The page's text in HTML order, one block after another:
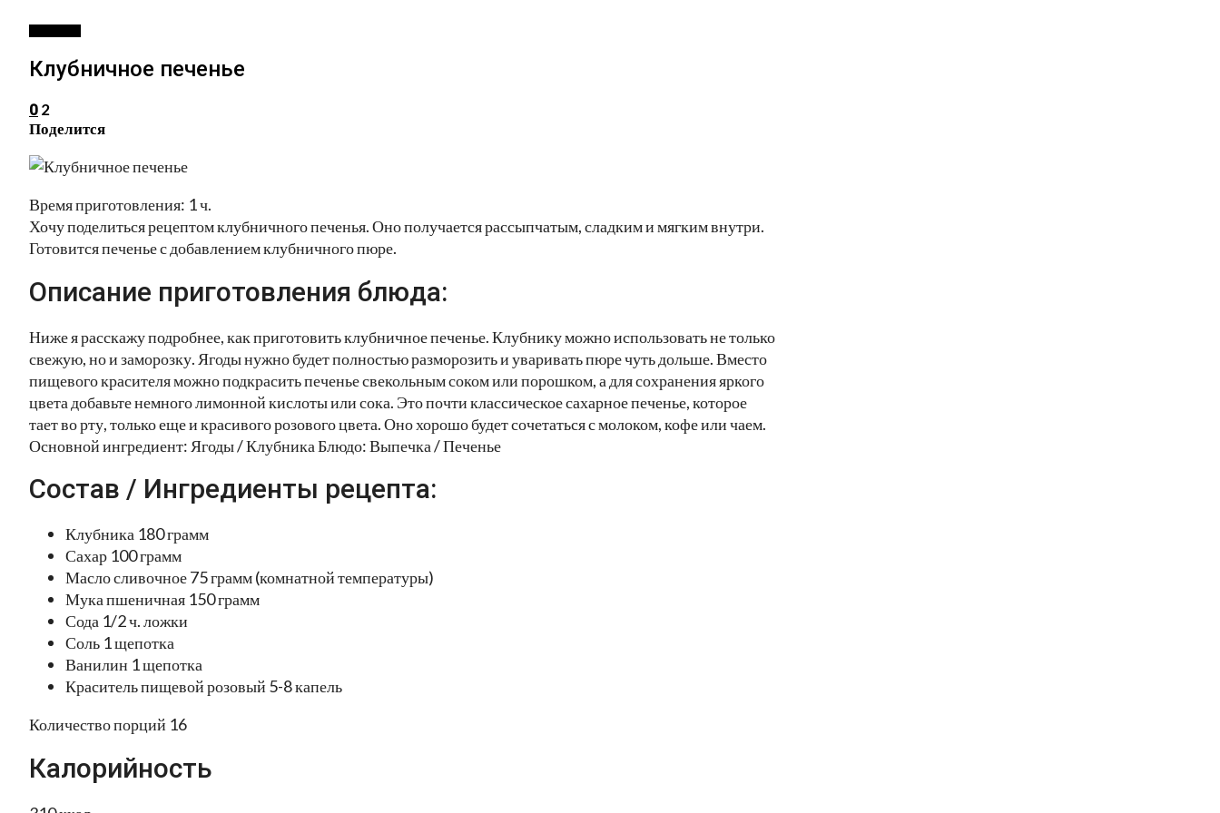
Клубничное печенье
0 2
Поделится
Время приготовления: 1 ч.
Хочу поделиться рецептом клубничного печенья. Оно получается рассыпчатым, сладким и мягким внутри.
Готовится печенье с добавлением клубничного пюре.
Описание приготовления блюда:
Ниже я расскажу подробнее, как приготовить клубничное печенье. Клубнику можно использовать не только
свежую, но и заморозку. Ягоды нужно будет полностью разморозить и уваривать пюре чуть дольше. Вместо
пищевого красителя можно подкрасить печенье свекольным соком или порошком, а для сохранения яркого
цвета добавьте немного лимонной кислоты или сока. Это почти классическое сахарное печенье, которое
тает во рту, только еще и красивого розового цвета. Оно хорошо будет сочетаться с молоком, кофе или чаем.
Основной ингредиент: Ягоды / Клубника Блюдо: Выпечка / Печенье
Состав / Ингредиенты рецепта:
Клубника 180 грамм
Сахар 100 грамм
Масло сливочное 75 грамм (комнатной температуры)
Мука пшеничная 150 грамм
Сода 1/2 ч. ложки
Соль 1 щепотка
Ванилин 1 щепотка
Краситель пищевой розовый 5-8 капель
Количество порций 16
Калорийность